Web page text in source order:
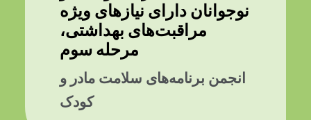
نوجوانان دارای نیازهای ویژه
مراقبت‌های بهداشتی،
مرحله سوم
انجمن برنامه‌های سلامت مادر و
کودک